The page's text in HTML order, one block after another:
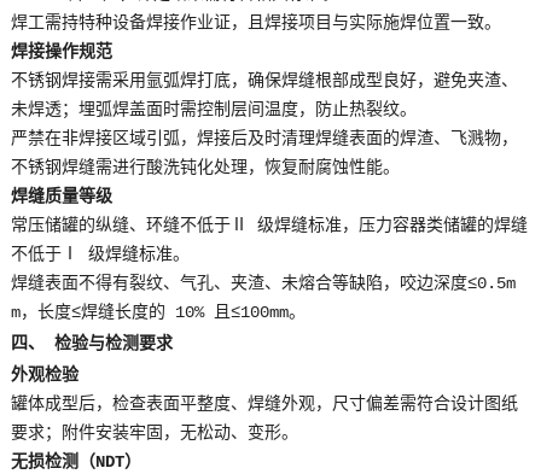
焊工需持特种设备焊接作业证，且焊接项目与实际施焊位置一致。
焊接操作规范
不锈钢焊接需采用氩弧焊打底，确保焊缝根部成型良好，避免夹渣、
未焊透；埋弧焊盖面时需控制层间温度，防止热裂纹。
严禁在非焊接区域引弧，焊接后及时清理焊缝表面的焊渣、飞溅物，
不锈钢焊缝需进行酸洗钝化处理，恢复耐腐蚀性能。
焊缝质量等级
常压储罐的纵缝、环缝不低于Ⅱ 级焊缝标准，压力容器类储罐的焊缝
不低于Ⅰ 级焊缝标准。
焊缝表面不得有裂纹、气孔、夹渣、未熔合等缺陷，咬边深度≤0.5m
m，长度≤焊缝长度的 10% 且≤100mm。
四、 检验与检测要求
外观检验
罐体成型后，检查表面平整度、焊缝外观，尺寸偏差需符合设计图纸
要求；附件安装牢固，无松动、变形。
无损检测（NDT）